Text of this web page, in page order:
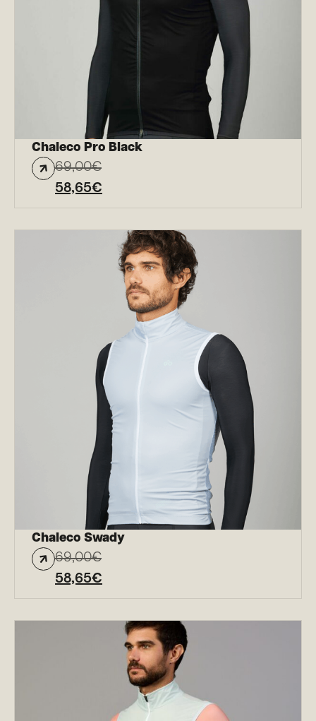
Chaleco Pro Black
69,00€
58,65€
Chaleco Swady
69,00€
58,65€